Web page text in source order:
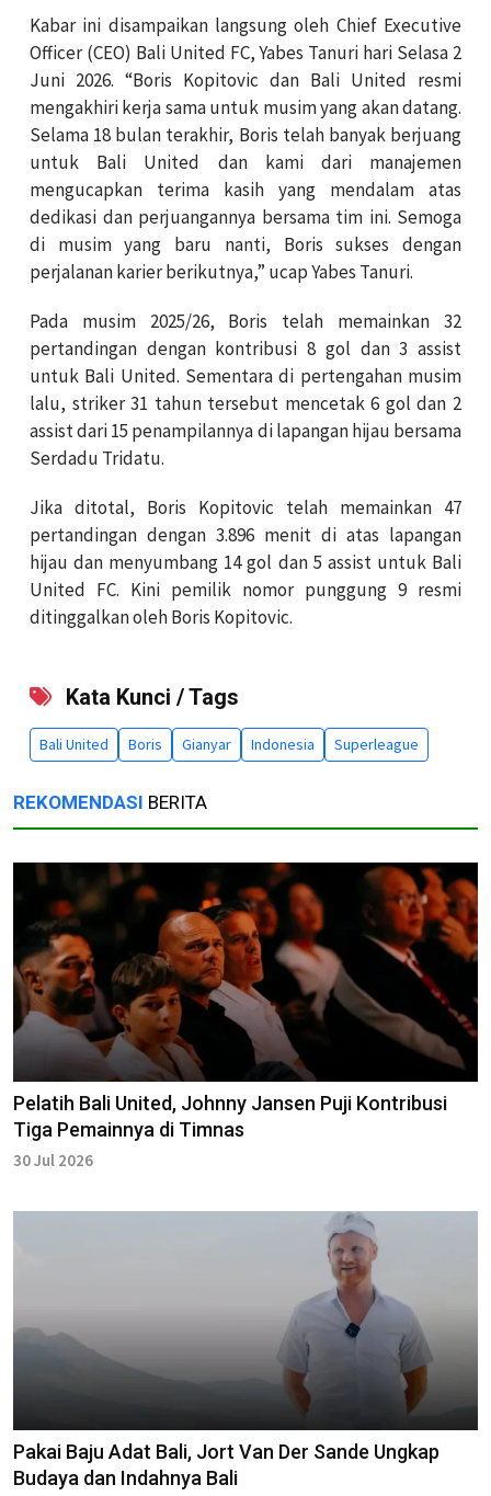
Kabar ini disampaikan langsung oleh Chief Executive
Officer (CEO) Bali United FC, Yabes Tanuri hari Selasa 2
Juni 2026. “Boris Kopitovic dan Bali United resmi
mengakhiri kerja sama untuk musim yang akan datang.
Selama 18 bulan terakhir, Boris telah banyak berjuang
untuk Bali United dan kami dari manajemen
mengucapkan terima kasih yang mendalam atas
dedikasi dan perjuangannya bersama tim ini. Semoga
di musim yang baru nanti, Boris sukses dengan
perjalanan karier berikutnya,” ucap Yabes Tanuri.
Pada musim 2025/26, Boris telah memainkan 32
pertandingan dengan kontribusi 8 gol dan 3 assist
untuk Bali United. Sementara di pertengahan musim
lalu, striker 31 tahun tersebut mencetak 6 gol dan 2
assist dari 15 penampilannya di lapangan hijau bersama
Serdadu Tridatu.
Jika ditotal, Boris Kopitovic telah memainkan 47
pertandingan dengan 3.896 menit di atas lapangan
hijau dan menyumbang 14 gol dan 5 assist untuk Bali
United FC. Kini pemilik nomor punggung 9 resmi
ditinggalkan oleh Boris Kopitovic.
Kata Kunci / Tags
Bali United Boris Gianyar Indonesia Superleague
REKOMENDASI BERITA
Pelatih Bali United, Johnny Jansen Puji Kontribusi
Tiga Pemainnya di Timnas
30 Jul 2026
Pakai Baju Adat Bali, Jort Van Der Sande Ungkap
Budaya dan Indahnya Bali